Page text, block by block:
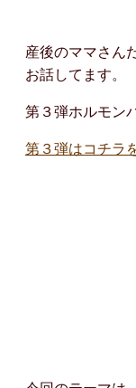
産後のママさん
お話してます。
第３弾ホルモン
第３弾はコチラ